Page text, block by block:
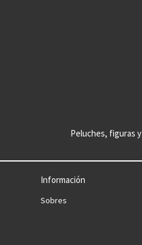
Peluches, figuras
Información
Sobres